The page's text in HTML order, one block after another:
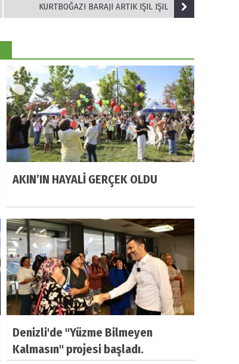
KURTBOĞAZI BARAJI ARTIK IŞIL IŞIL
AKIN’IN HAYALİ GERÇEK OLDU
Denizli'de "Yüzme Bilmeyen
Kalmasın" projesi başladı.